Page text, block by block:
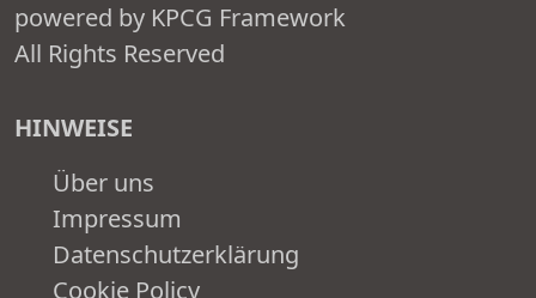
powered by KPCG Framework
All Rights Reserved
HINWEISE
Über uns
Impressum
Datenschutzerklärung
Cookie Policy